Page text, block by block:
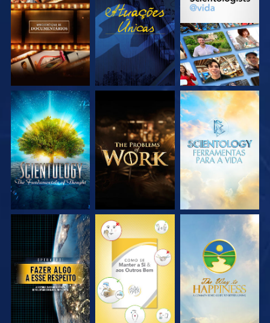
EXPLORE A SÉRIE VEJA EXPLORE A SÉRIE
EXPLORE A SÉRIE EXPLORE A SÉRIE EXPLORE A SÉRIE
VEJA VEJA VEJA